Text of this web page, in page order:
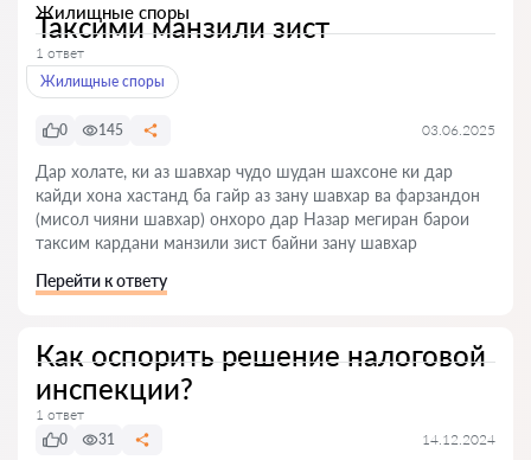
Жилищные споры
Таксими манзили зист
1 ответ
Жилищные споры
0 145 03.06.2025
Дар холате, ки аз шавхар чудо шудан шахсоне ки дар
кайди хона хастанд ба гайр аз зану шавхар ва фарзандон
(мисол чияни шавхар) онхоро дар Назар мегиран барои
таксим кардани манзили зист байни зану шавхар
Перейти к ответу
Как оспорить решение налоговой
инспекции?
1 ответ
0
31 14.12.2024